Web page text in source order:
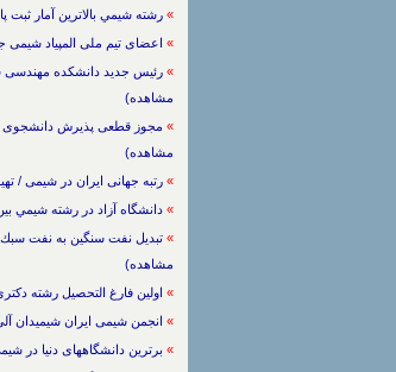
» رشته شيمي بالاترين آمار ثبت
» اعضای تیم ملی المپیاد شیمی
»
مشاهده)
»
مشاهده)
» رتبه جهانی ایران در شیمی / تهیه
» دانشگاه آزاد در رشته شيمي بين
»
مشاهده)
» اولين فارغ التحصيل رشته دكتري شيمي
» انجمن شیمی ایران شیمیدان آلی
» برترین دانشگاههای دنیا در